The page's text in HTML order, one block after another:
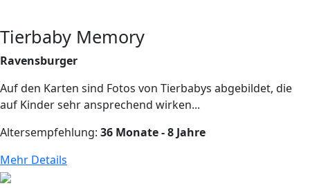
Tierbaby Memory
Ravensburger
Auf den Karten sind Fotos von Tierbabys abgebildet, die
auf Kinder sehr ansprechend wirken...
Altersempfehlung: 36 Monate - 8 Jahre
Mehr Details